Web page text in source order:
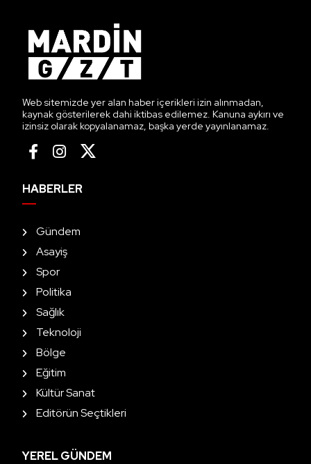
Web sitemizde yer alan haber içerikleri izin alınmadan,
kaynak gösterilerek dahi iktibas edilemez. Kanuna aykırı ve
izinsiz olarak kopyalanamaz, başka yerde yayınlanamaz.
HABERLER
Gündem
Asayiş
Spor
Politika
Sağlık
Teknoloji
Bölge
Eğitim
Kültür Sanat
Editörün Seçtikleri
YEREL GÜNDEM